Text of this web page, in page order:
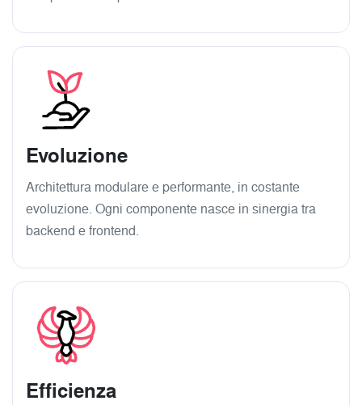
Evoluzione
Architettura modulare e performante, in costante
evoluzione. Ogni componente nasce in sinergia tra
backend e frontend.
Efficienza